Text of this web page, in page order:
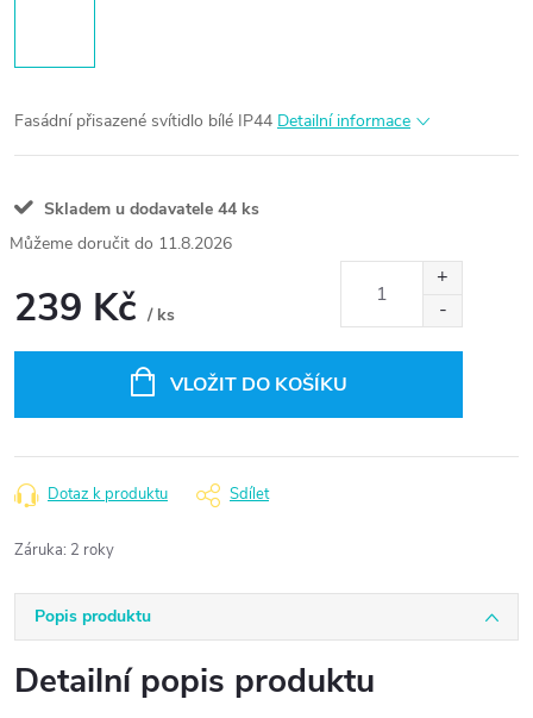
Fasádní přisazené svítidlo bílé IP44 Detailní informace
Skladem u dodavatele 44 ks
11.8.2026
239 Kč / ks
VLOŽIT DO KOŠÍKU
Dotaz k produktu Sdílet
Záruka: 2 roky
Popis produktu
Detailní popis produktu